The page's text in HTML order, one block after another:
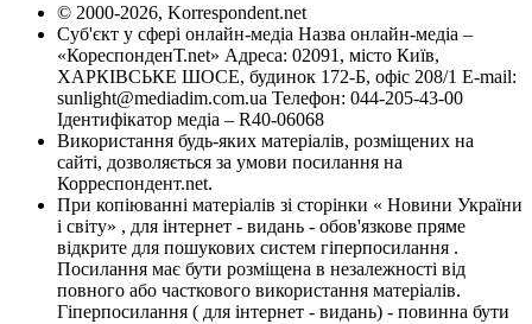
© 2000-2026, Korrespondent.net
Суб'єкт у сфері онлайн-медіа Назва онлайн-медіа –
«КореспонденТ.net» Адреса: 02091, місто Київ,
ХАРКІВСЬКЕ ШОСЕ, будинок 172-Б, офіс 208/1 E-mail:
sunlight@mediadim.com.ua Телефон: 044-205-43-00
Ідентифікатор медіа – R40-06068
Використання будь-яких матеріалів, розміщених на
сайті, дозволяється за умови посилання на
Корреспондент.net.
При копіюванні матеріалів зі сторінки « Новини України
і світу» , для інтернет - видань - обов'язкове пряме
відкрите для пошукових систем гіперпосилання .
Посилання має бути розміщена в незалежності від
повного або часткового використання матеріалів.
Гіперпосилання ( для інтернет - видань) - повинна бути